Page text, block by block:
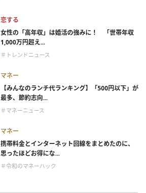
恋する
女性の「高年収」は婚活の強みに！ 「世帯年収
1,000万円超え...
＃トレンドニュース
マネー
【みんなのランチ代ランキング】「500円以下」が
最多、節約志向...
＃マネーニュース
マネー
携帯料金とインターネット回線をまとめたのに、
思ったほどお得にな...
＃令和のマネーハック